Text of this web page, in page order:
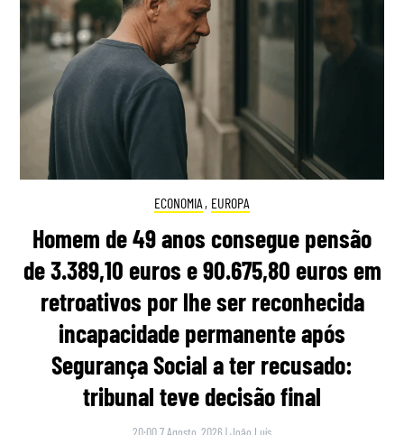
ECONOMIA , EUROPA
Homem de 49 anos consegue pensão
de 3.389,10 euros e 90.675,80 euros em
retroativos por lhe ser reconhecida
incapacidade permanente após
Segurança Social a ter recusado:
tribunal teve decisão final
20:00 7 Agosto, 2026 |João Luís